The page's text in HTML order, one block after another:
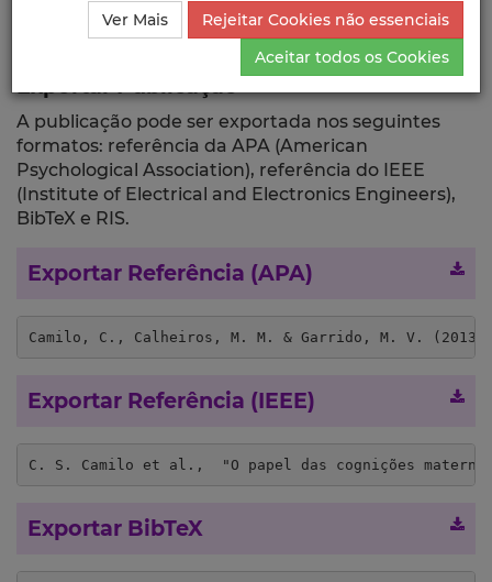
Ciência_Iscte Comunicações
Descrição Detalhada
da Comunicação
Exportar
A publicação pode ser exportada nos seguintes
formatos: referência da APA (American
Psychological Association), referência do IEEE
(Institute of Electrical and Electronics Engineers),
BibTeX e RIS.
Exportar Referência (APA)
Camilo, C., Calheiros, M. M. & Garrido, M. V.
Exportar Referência (IEEE)
C. S. Camilo et al.,  "O papel das cognições
Exportar BibTeX
Ver Mais
Rejeitar Cookies não essenciais
Aceitar todos os Cookies